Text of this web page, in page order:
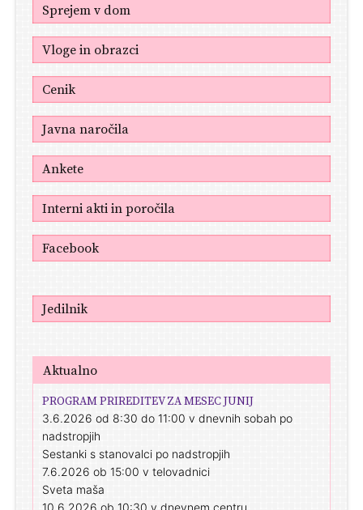
Sprejem v dom
Vloge in obrazci
Cenik
Javna naročila
Ankete
Interni akti in poročila
Facebook
Jedilnik
Aktualno
PROGRAM PRIREDITEV ZA MESEC JUNIJ
3.6.2026 od 8:30 do 11:00 v dnevnih sobah po
nadstropjih
Sestanki s stanovalci po nadstropjih
7.6.2026 ob 15:00 v telovadnici
Sveta maša
10.6.2026 ob 10:30 v dnevnem centru